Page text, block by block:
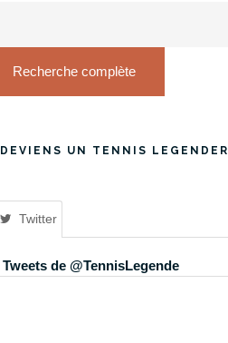
Recherche complète
DEVIENS UN TENNIS LEGENDER
Twitter
Tweets de @TennisLegende